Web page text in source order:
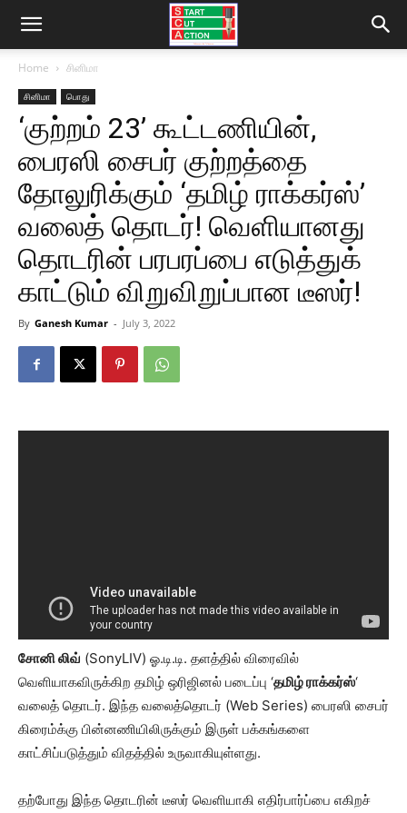
Home சினிமா
சினிமா பொது
‘குற்றம் 23’ கூட்டணியின்,
பைரஸி சைபர் குற்றத்தை
தோலுரிக்கும் ‘தமிழ் ராக்கர்ஸ்’
வலைத் தொடர்! வெளியானது
தொடரின் பரபரப்பை எடுத்துக்
காட்டும் விறுவிறுப்பான டீஸர்!
By Ganesh Kumar - July 3, 2022
சோனி லிவ் (SonyLIV) ஓ.டி.டி. தளத்தில் விரைவில்
வெளியாகவிருக்கிற தமிழ் ஒரிஜினல் படைப்பு ‘தமிழ் ராக்கர்ஸ்‘
வலைத் தொடர். இந்த வலைத்தொடர் (Web Series) பைரஸி சைபர்
கிரைம்க்கு பின்னணியிலிருக்கும் இருள் பக்கங்களை
காட்சிப்படுத்தும் விதத்தில் உருவாகியுள்ளது.
தற்போது இந்த தொடரின் டீஸர் வெளியாகி எதிர்பார்ப்பை எகிறச்